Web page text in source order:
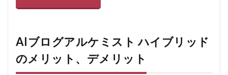
ンと
ブリ
ッド
AIブログアルケミスト ハイブリッド
のメリット、デメリット